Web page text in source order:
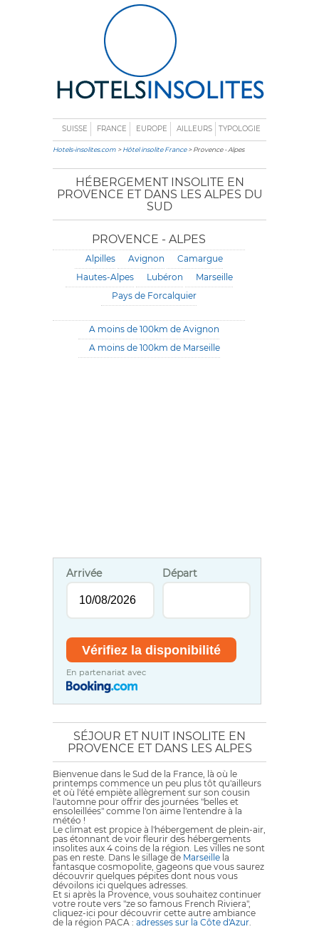
SUISSE FRANCE EUROPE AILLEURS TYPOLOGIE
Hotels-insolites.com >Hôtel insolite France> Provence - Alpes
HÉBERGEMENT INSOLITE EN
PROVENCE ET DANS LES ALPES DU
SUD
PROVENCE - ALPES
Alpilles Avignon
Camargue
Hautes-Alpes
Lubéron
Marseille
Pays de Forcalquier
A moins de 100km de Avignon
A moins de 100km de Marseille
Arrivée Départ
En partenariat avec
SÉJOUR ET NUIT INSOLITE EN
PROVENCE ET DANS LES ALPES
Bienvenue dans le Sud de la France, là où le
printemps commence un peu plus tôt qu'ailleurs
et où l'été empiète allègrement sur son cousin
l'automne pour offrir des journées "belles et
ensoleillées" comme l'on aime l'entendre à la
météo !
Le climat est propice à l'hébergement de plein-air,
pas étonnant de voir fleurir des hébergements
insolites aux 4 coins de la région. Les villes ne sont
pas en reste. Dans le sillage de Marseille la
fantasque cosmopolite, gageons que vous saurez
découvrir quelques pépites dont nous vous
dévoilons ici quelques adresses.
Et si après la Provence, vous souhaitez continuer
votre route vers "ze so famous French Riviera",
cliquez-ici pour découvrir cette autre ambiance
de la région PACA : adresses sur la Côte d'Azur.